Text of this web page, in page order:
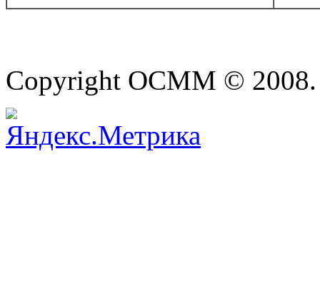
Copyright OCMM © 2008.